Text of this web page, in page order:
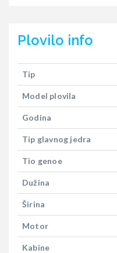
Plovilo info
Tip
Model plovila
Godina
Tip glavnog jedra
Tio genoe
Dužina
Širina
Motor
Kabine